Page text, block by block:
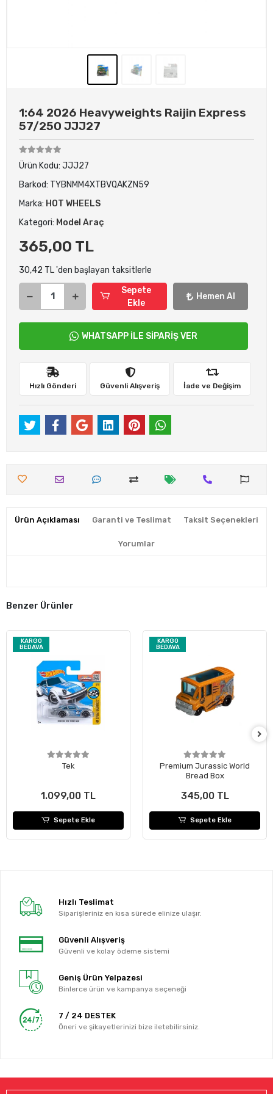
1:64 2026 Heavyweights Raijin Express
57/250 JJJ27
Ürün Kodu: JJJ27
Barkod: TYBNMM4XTBVQAKZN59
Marka: HOT WHEELS
Kategori: Model Araç
365,00 TL
30,42 TL 'den başlayan taksitlerle
Sepete
Ekle
Hemen Al
WHATSAPP İLE SİPARİŞ VER
Hızlı Gönderi Güvenli Alışveriş İade ve Değişim
Ürün Açıklaması Garanti ve Teslimat Taksit Seçenekleri
Yorumlar
Benzer Ürünler
KARGO
BEDAVA
Tek
1.099,00 TL
Sepete Ekle
KARGO
BEDAVA
Premium Jurassic World
Bread Box
345,00 TL
Sepete Ekle
Hızlı Teslimat
Siparişleriniz en kısa sürede elinize ulaşır.
Güvenli Alışveriş
Güvenli ve kolay ödeme sistemi
Geniş Ürün Yelpazesi
Binlerce ürün ve kampanya seçeneği
7 / 24 DESTEK
Öneri ve şikayetlerinizi bize iletebilirsiniz.